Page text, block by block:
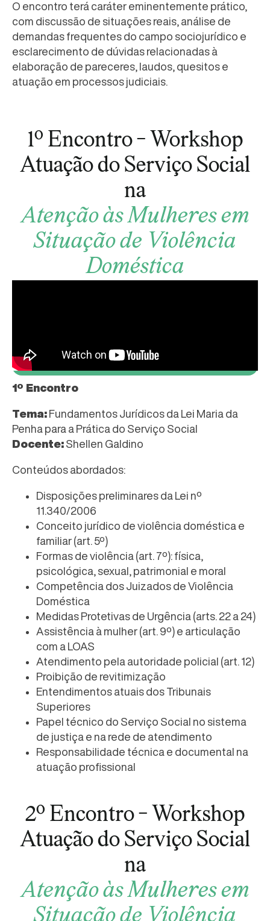
O encontro terá caráter eminentemente prático,
com discussão de situações reais, análise de
demandas frequentes do campo sociojurídico e
esclarecimento de dúvidas relacionadas à
elaboração de pareceres, laudos, quesitos e
atuação em processos judiciais.
1º Encontro - Workshop
Atuação do Serviço Social
na
Atenção às Mulheres em
Situação de Violência
Doméstica
1º Encontro
Tema: Fundamentos Jurídicos da Lei Maria da
Penha para a Prática do Serviço Social
Docente: Shellen Galdino
Conteúdos abordados:
Disposições preliminares da Lei nº
11.340/2006
Conceito jurídico de violência doméstica e
familiar (art. 5º)
Formas de violência (art. 7º): física,
psicológica, sexual, patrimonial e moral
Competência dos Juizados de Violência
Doméstica
Medidas Protetivas de Urgência (arts. 22 a 24)
Assistência à mulher (art. 9º) e articulação
com a LOAS
Atendimento pela autoridade policial (art. 12)
Proibição de revitimização
Entendimentos atuais dos Tribunais
Superiores
Papel técnico do Serviço Social no sistema
de justiça e na rede de atendimento
Responsabilidade técnica e documental na
atuação profissional
2º Encontro - Workshop
Atuação do Serviço Social
na
Atenção às Mulheres em
Situação de Violência